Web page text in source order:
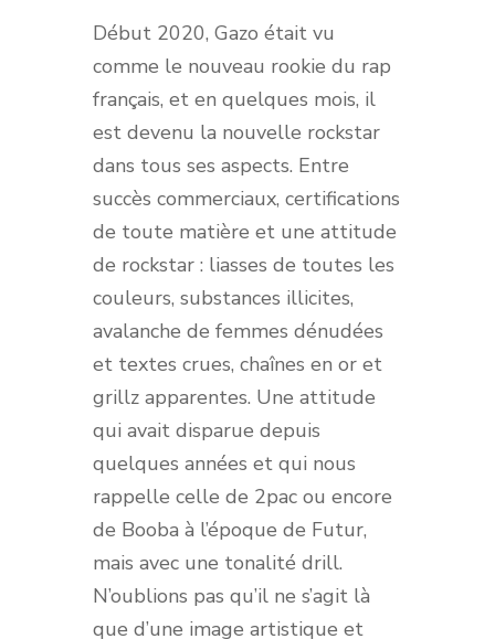
Début 2020, Gazo était vu
comme le nouveau rookie du rap
français, et en quelques mois, il
est devenu la nouvelle rockstar
dans tous ses aspects. Entre
succès commerciaux, certifications
de toute matière et une attitude
de rockstar : liasses de toutes les
couleurs, substances illicites,
avalanche de femmes dénudées
et textes crues, chaînes en or et
grillz apparentes. Une attitude
qui avait disparue depuis
quelques années et qui nous
rappelle celle de 2pac ou encore
de Booba à l’époque de Futur,
mais avec une tonalité drill.
N’oublions pas qu’il ne s’agit là
que d’une image artistique et